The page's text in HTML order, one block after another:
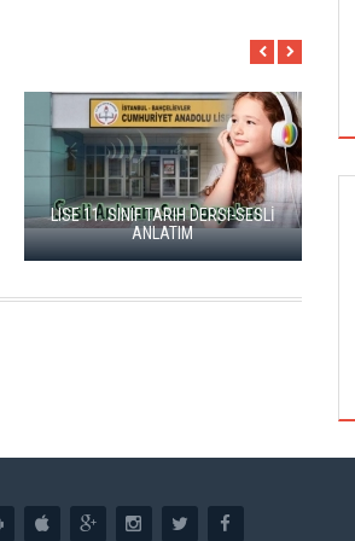
LISE 11. SINIF TARIH DERSI-SESLİ
ANLATIM SIYASI ANALIZ